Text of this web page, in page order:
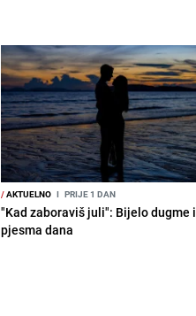
/AKTUELNO I PRIJE 1 DAN
"Kad zaboraviš juli": Bijelo dugme i
pjesma dana